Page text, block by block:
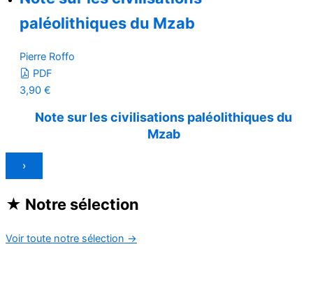
paléolithiques du Mzab
Pierre Roffo
PDF
3,90 €
Note sur les civilisations paléolithiques du
Mzab
›
★ Notre sélection
Voir toute notre sélection →